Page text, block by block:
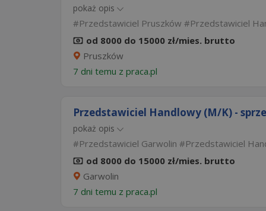
pokaż opis
Przedstawiciel Pruszków
Przedstawiciel
od 8000 do 15000 zł/mies. brutto
Pruszków
7 dni temu z praca.pl
Przedstawiciel Handlowy (M/K) -
pokaż opis
Przedstawiciel Garwolin
Przedstawiciel
od 8000 do 15000 zł/mies. brutto
Garwolin
7 dni temu z praca.pl